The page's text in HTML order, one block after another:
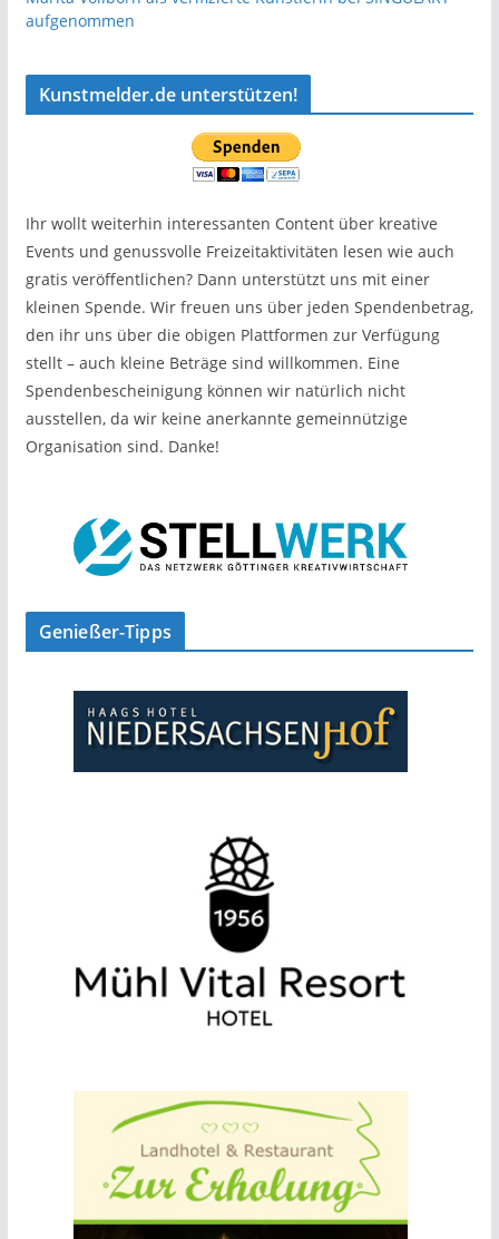
aufgenommen
Kunstmelder.de unterstützen!
Ihr wollt weiterhin interessanten Content über kreative
Events und genussvolle Freizeitaktivitäten lesen wie auch
gratis veröffentlichen? Dann unterstützt uns mit einer
kleinen Spende. Wir freuen uns über jeden Spendenbetrag,
den ihr uns über die obigen Plattformen zur Verfügung
stellt – auch kleine Beträge sind willkommen. Eine
Spendenbescheinigung können wir natürlich nicht
ausstellen, da wir keine anerkannte gemeinnützige
Organisation sind. Danke!
Genießer-Tipps